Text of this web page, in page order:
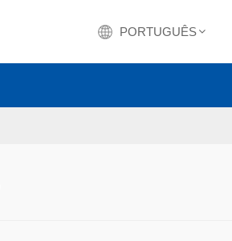
PORTUGUÊS
English